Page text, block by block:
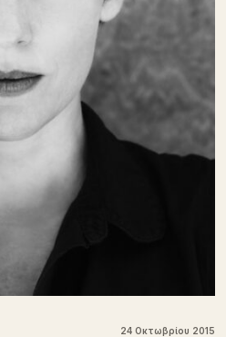
24 Οκτωβρίου 2015